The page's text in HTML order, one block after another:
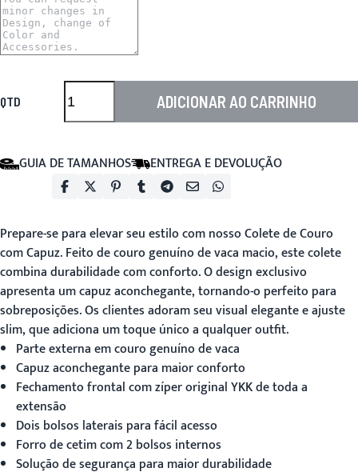
QTD ADICIONAR AO CARRINHO
GUIA DE TAMANHOS ENTREGA E DEVOLUÇÃO
Prepare-se para elevar seu estilo com nossoColete de Couro
com Capuz. Feito de couro genuíno de vaca macio, este colete
combina durabilidade com conforto. O design exclusivo
apresenta um capuz aconchegante, tornando-o perfeito para
sobreposições. Os clientes adoram seu visual elegante e ajuste
slim, que adiciona um toque único a qualquer outfit.
Parte externa em couro genuíno de vaca
Capuz aconchegante para maior conforto
Fechamento frontal com zíper original YKK de toda a
extensão
Dois bolsos laterais para fácil acesso
Forro de cetim com 2 bolsos internos
Solução de segurança para maior durabilidade